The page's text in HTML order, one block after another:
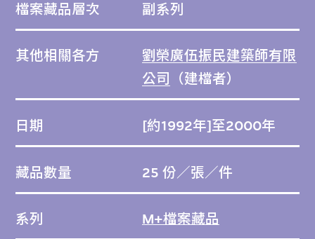
檔案藏品層次 副系列
其他相關各方
劉榮廣伍振民建築師有限
公司
（建檔者）
日期 [約1992年]至2000年
藏品數量 25 份／張／件
系列 M+檔案藏品